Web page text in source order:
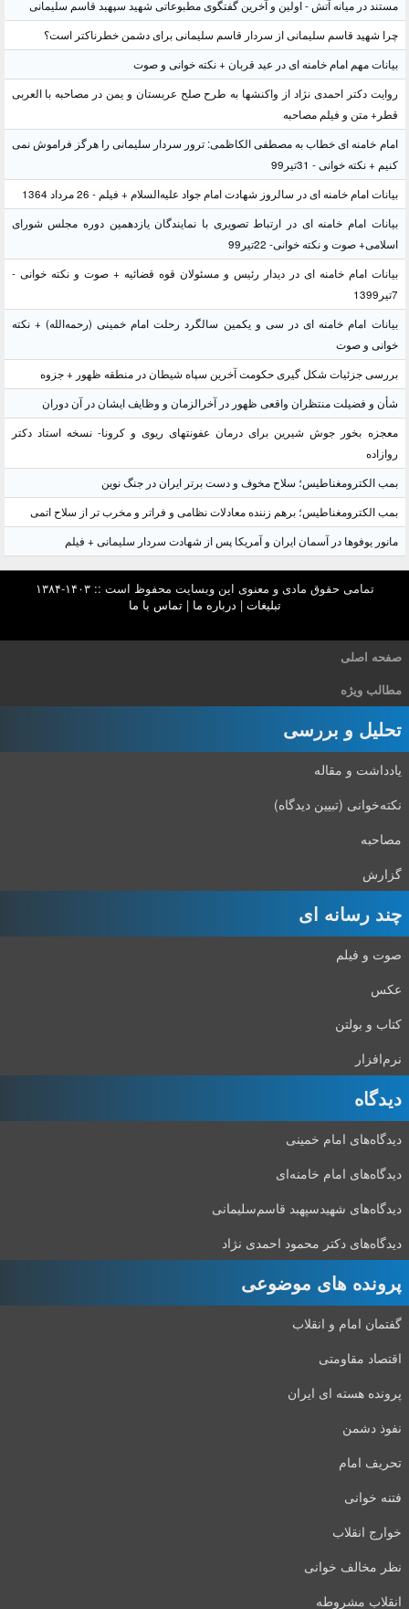
مستند در میانه آتش - اولین و آخرین گفتگوی مطبوعاتی شهید سپهبد قاسم سلیمانی
چرا شهید قاسم سلیمانی از سردار قاسم سلیمانی برای دشمن خطرناکتر است؟
بیانات مهم امام خامنه ای در عید قربان + نکته خوانی و صوت
روایت دکتر احمدی نژاد از واکنشها به طرح صلح عربستان و یمن در مصاحبه با العربی
قطر+ متن و فیلم مصاحبه
امام خامنه ای خطاب به مصطفی الکاظمی: ترور سردار سلیمانی را هرگز فراموش نمی
کنیم + نکته خوانی - 31تیر99
بیانات امام خامنه ای در سالروز شهادت امام جواد علیه‌السلام + فیلم - 26 مرداد 1364
بیانات امام خامنه ای در ارتباط تصویری با نمایندگان یازدهمین دوره مجلس شورای
اسلامی+ صوت و نکته خوانی- 22تیر99
بیانات امام خامنه ای در دیدار رئیس و مسئولان قوه قضائیه + صوت و نکته خوانی -
7تیر1399
بیانات امام خامنه ای در سی و یکمین سالگرد رحلت امام خمینی (رحمه‌الله) + نکته
خوانی و صوت
بررسی جزئیات شکل گیری حکومت آخرین سپاه شیطان در منطقه ظهور + جزوه
شأن و فضیلت منتظران واقعی ظهور در آخرالزمان و وظایف ایشان در آن دوران
معجزه بخور جوش شیرین برای درمان عفونتهای ریوی و کرونا- نسخه استاد دکتر
روازاده
بمب الکترومغناطیس؛ سلاح مخوف و دست برتر ایران در جنگ نوین
بمب الکترومغناطیس؛ برهم زننده معادلات نظامی و فراتر و مخرب تر از سلاح اتمی
مانور یوفوها در آسمان ایران و آمریکا پس از شهادت سردار سلیمانی + فیلم
تمامی حقوق مادی و معنوی این وبسایت محفوظ است :: ۱۴۰۳-۱۳۸۴
تبلیغات | درباره ما |تماس با ما
صفحه اصلی
مطالب ویژه
تحلیل و بررسی
یادداشت و مقاله
نکته‌خوانی (تبیین دیدگاه)
مصاحبه
گزارش
چند رسانه ای
صوت و فیلم
عکس
کتاب و بولتن
نرم‌افزار
دیدگاه‌
دیدگاه‌های امام خمینی
دیدگاه‌های امام خامنه‌ای
دیدگاه‌های شهید‌سپهبد قاسم‌سلیمانی
دیدگاه‌های دکتر محمود احمدی نژاد
پرونده های موضوعی
گفتمان امام و انقلاب
اقتصاد مقاومتی
پرونده هسته ای ایران
نفوذ دشمن
تحریف امام
فتنه خوانی
خوارج انقلاب
نظر مخالف خوانی
انقلاب مشروطه